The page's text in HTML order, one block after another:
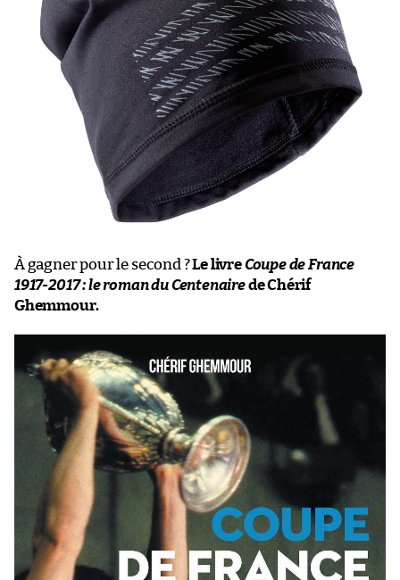
À gagner pour le second ?Le livre Coupe de France
1917-2017 : le roman du Centenairede Chérif
Ghemmour.